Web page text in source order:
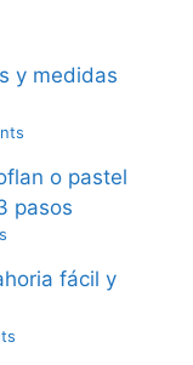
y medidas
o pastel
pasos
fácil y